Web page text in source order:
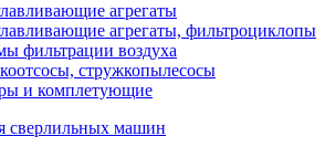
агрегаты
агрегаты, фильтроциклопы
фильтрации воздуха
стружкопылесосы
и комплетующие
сверлильных машин